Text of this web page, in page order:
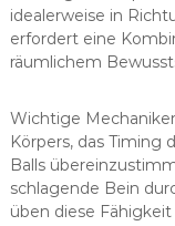
idealerweise in
erfordert eine
räumlichem
Wichtige
Körpers, das Timing
Balls
schlagende Bein
üben diese